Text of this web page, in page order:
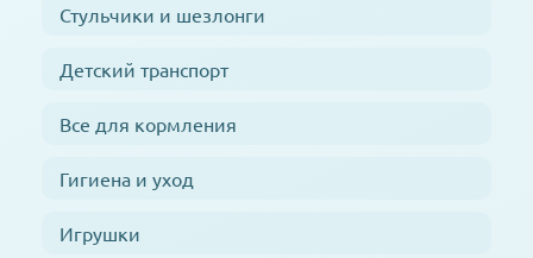
Стульчики и шезлонги
Детский транспорт
Все для кормления
Гигиена и уход
Игрушки